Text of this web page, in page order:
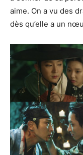
aime. On a vu des
dès qu’elle a un